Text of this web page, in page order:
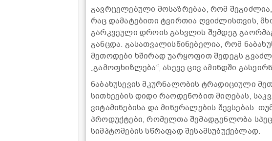
გავრცელებული მოსაზრებაა, რომ
რაც დამატებითი ტვირთია ღვიძლისთვის,
გარკვეული დროის გასვლის შემდეგ
განცდა. გასათვალისწინებელია, რომ
მეთოდები ხშირად უარყოფით შედეგს
„გამოფხიზლება“, ასე­ვე ცივ ამინდში
ნაბახუსევის მკურნალობის ტრადიციული
სითხეების დიდი რაოდენობით მიღებას,
ვიტამინებისა და მინერალების შევსებას.
პროდუქტები, რომელთა შემადგენლობა
სიმპტომების სწრაფად შესამსუბუქებლად.